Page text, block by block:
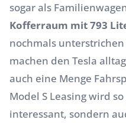
sogar als
Kofferraum mit 793
nochmals
machen den Tesla
auch eine Menge
Model S Leasing wird
interessant, sondern